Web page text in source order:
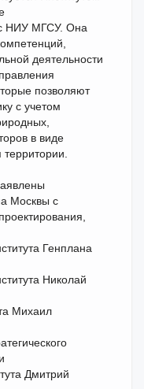
с НИУ МГСУ. Она
деятельности
позволяют
с учетом
в виде
Москвы с
Генплана
Николай
Михаил
Дмитрий